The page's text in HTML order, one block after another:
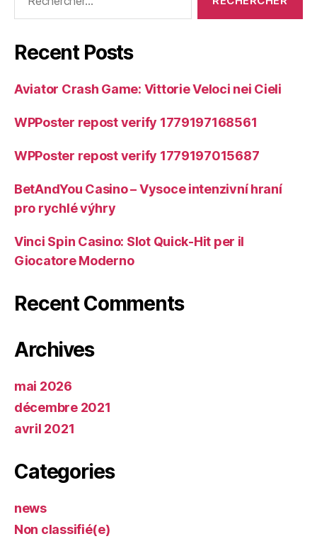
Recent Posts
Aviator Crash Game: Vittorie Veloci nei Cieli
WPPoster repost verify 1779197168561
WPPoster repost verify 1779197015687
BetAndYou Casino – Vysoce intenzivní hraní
pro rychlé výhry
Vinci Spin Casino: Slot Quick‑Hit per il
Giocatore Moderno
Recent Comments
Archives
mai 2026
décembre 2021
avril 2021
Categories
news
Non classifié(e)